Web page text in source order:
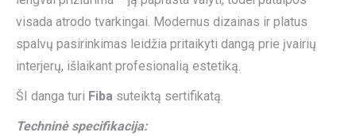
visada atrodo tvarkingai. Modernus dizainas ir platus
spalvų pasirinkimas leidžia pritaikyti dangą prie įvairių
interjerų, išlaikant profesionalią estetiką.
ŠI danga turi Fiba suteiktą sertifikatą.
Techninė specifikacija: